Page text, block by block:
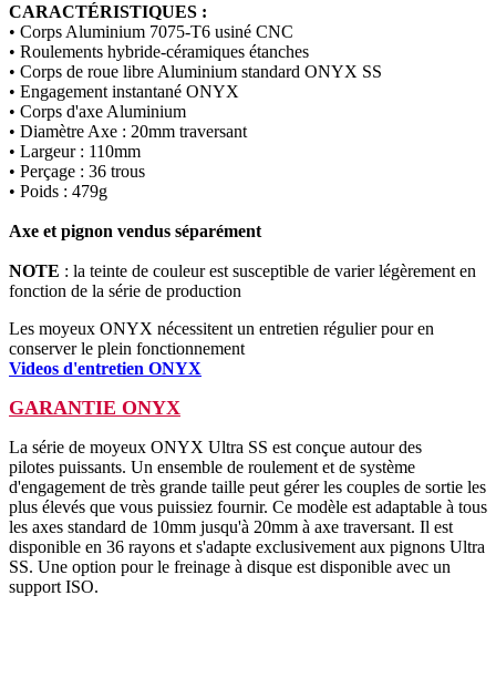
CARACTÉRISTIQUES :
• Corps Aluminium 7075-T6 usiné CNC
• Roulements hybride-céramiques étanches
• Corps de roue libre Aluminium standard ONYX SS
• Engagement instantané ONYX
• Corps d'axe Aluminium
• Diamètre Axe : 20mm traversant
• Largeur : 110mm
• Perçage : 36 trous
• Poids : 479g
Axe et pignon vendus séparément
NOTE : la teinte de couleur est susceptible de varier légèrement en
fonction de la série de production
Les moyeux ONYX nécessitent un entretien régulier pour en
conserver le plein fonctionnement
Videos d'entretien ONYX
GARANTIE ONYX
La série de moyeux ONYX Ultra SS est conçue autour des
pilotes puissants. Un ensemble de roulement et de système
d'engagement de très grande taille peut gérer les couples de sortie les
plus élevés que vous puissiez fournir. Ce modèle est adaptable à tous
les axes standard de 10mm jusqu'à 20mm à axe traversant. Il est
disponible en 36 rayons et s'adapte exclusivement aux pignons Ultra
SS. Une option pour le freinage à disque est disponible avec un
support ISO.